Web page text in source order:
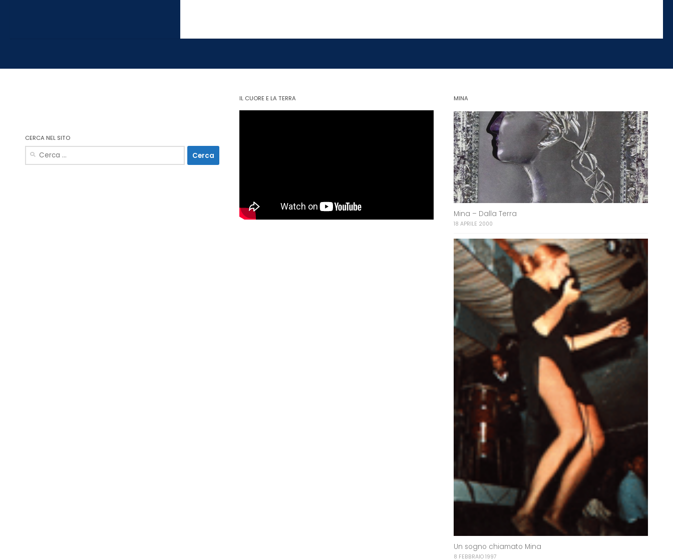
CERCA NEL SITO
Ricerca
per:
IL CUORE E LA TERRA MINA
Mina – Dalla Terra
18 APRILE 2000
Un sogno chiamato Mina
8 FEBBRAIO 1997